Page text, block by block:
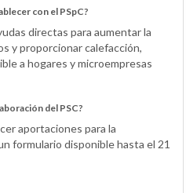
con el PSpC?
directas para aumentar la
y proporcionar calefacción,
a hogares y microempresas
del PSC?
aportaciones para la
formulario disponible hasta el 21